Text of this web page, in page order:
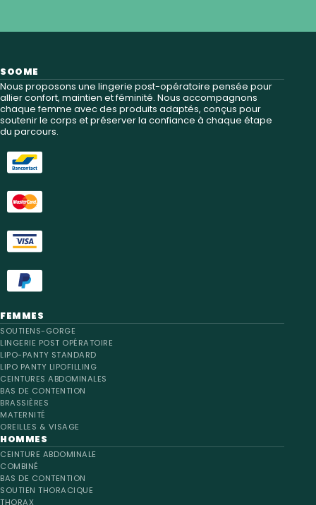
HOMMES
CEINTURE ABDOMINALE
COMBINÉ
BAS DE CONTENTION
SOUTIEN THORACIQUE
THORAX
FEMMES
SOUTIENS-GORGE
LINGERIE POST OPÉRATOIRE
LIPO-PANTY STANDARD
LIPO PANTY LIPOFILLING
CEINTURES ABDOMINALES
BAS DE CONTENTION
BRASSIÈRES
MATERNITÉ
OREILLES & VISAGE
SOOME
Nous proposons une lingerie post-opératoire pensée pour
allier confort, maintien et féminité. Nous accompagnons
chaque femme avec des produits adaptés, conçus pour
soutenir le corps et préserver la confiance à chaque étape
du parcours.